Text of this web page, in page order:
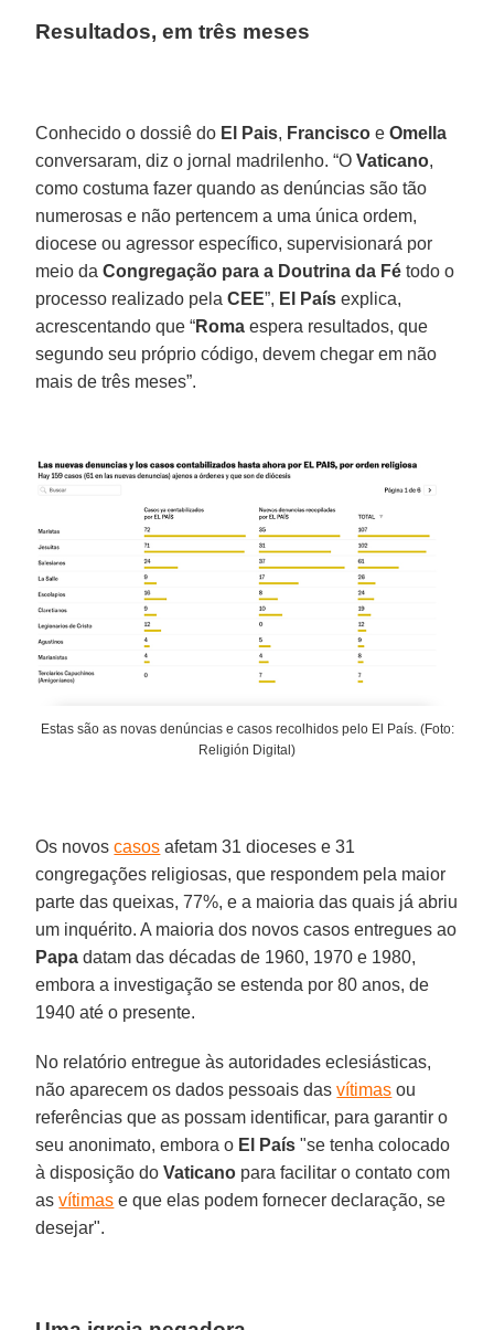
Resultados, em três meses
Conhecido o dossiê do El Pais, Francisco eOmella
conversaram, diz o jornal madrilenho. “OVaticano,
como costuma fazer quando as denúncias são tão
numerosas e não pertencem a uma única ordem,
diocese ou agressor específico, supervisionará por
meio daCongregação para a Doutrina da Fé todo o
processo realizado pelaCEE”, El País explica,
acrescentando que “Roma espera resultados, que
segundo seu próprio código, devem chegar em não
mais de três meses”.
Estas são as novas denúncias e casos recolhidos pelo El País. (Foto:
Religión Digital)
Os novoscasos afetam 31 dioceses e 31
congregações religiosas, que respondem pela maior
parte das queixas, 77%, e a maioria das quais já abriu
um inquérito. A maioria dos novos casos entregues ao
Papa datam das décadas de 1960, 1970 e 1980,
embora a investigação se estenda por 80 anos, de
1940 até o presente.
No relatório entregue às autoridades eclesiásticas,
não aparecem os dados pessoais dasvítimas ou
referências que as possam identificar, para garantir o
seu anonimato, embora o El País "se tenha colocado
à disposição doVaticano para facilitar o contato com
asvítimas e que elas podem fornecer declaração, se
desejar".